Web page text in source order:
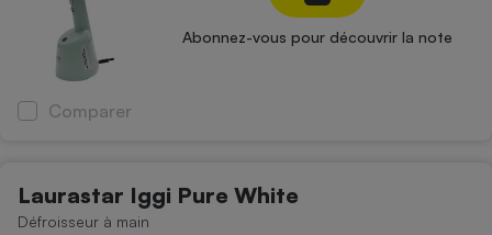
Abonnez-vous pour découvrir la note
Comparer
Laurastar Iggi Pure White
Défroisseur à main